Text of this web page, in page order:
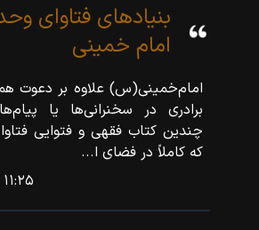
بنيادهای فتاوای
امام خمينی
امام‌خمینی(س) علاوه بر دعوت
برادری در سخنرانی‌ها یا
چندین کتاب فقهی و فتوایی فتاوا
که کاملاً در فضای ا...
۱۱:۲۵